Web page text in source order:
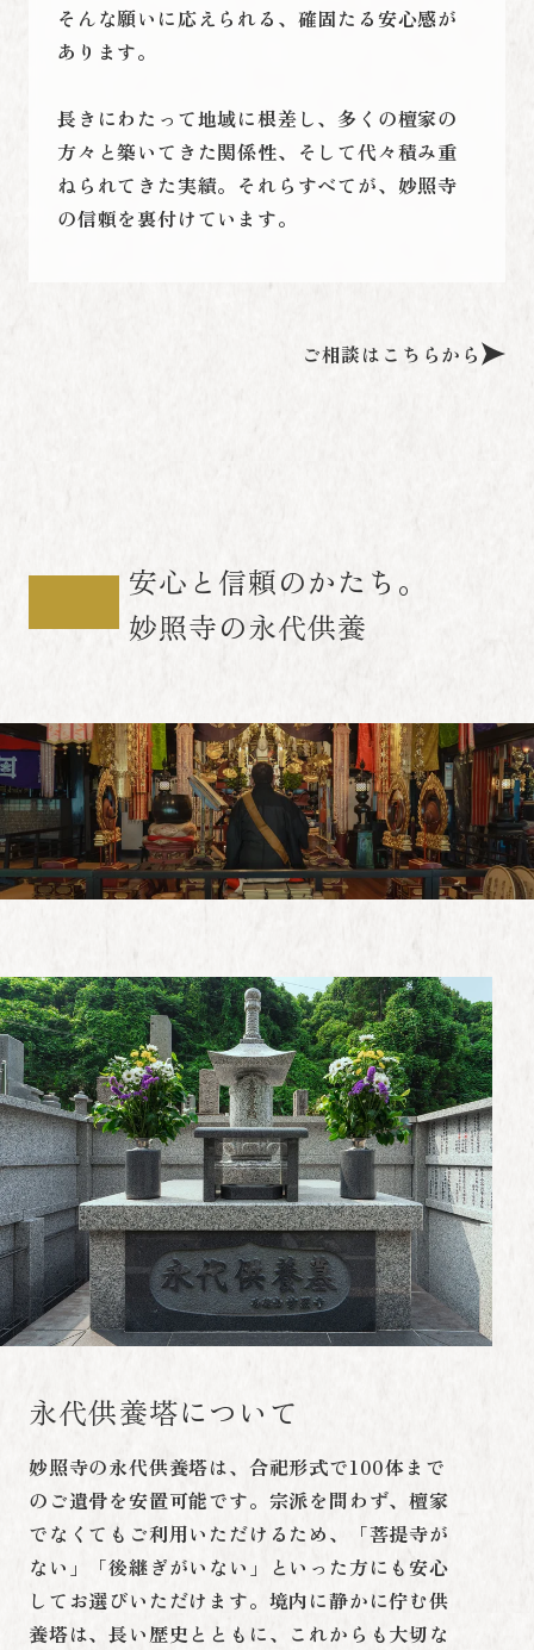
そんな願いに応えられる、確固たる安心感が
あります。
長きにわたって地域に根差し、多くの檀家の
方々と築いてきた関係性、そして代々積み重
ねられてきた実績。それらすべてが、妙照寺
の信頼を裏付けています。
ご相談はこちらから
安心と信頼のかたち。
妙照寺の永代供養
永代供養塔について
妙照寺の永代供養塔は、合祀形式で100体まで
のご遺骨を安置可能です。宗派を問わず、檀家
でなくてもご利用いただけるため、「菩提寺が
ない」「後継ぎがいない」といった方にも安心
してお選びいただけます。境内に静かに佇む供
養塔は、長い歴史とともに、これからも大切な